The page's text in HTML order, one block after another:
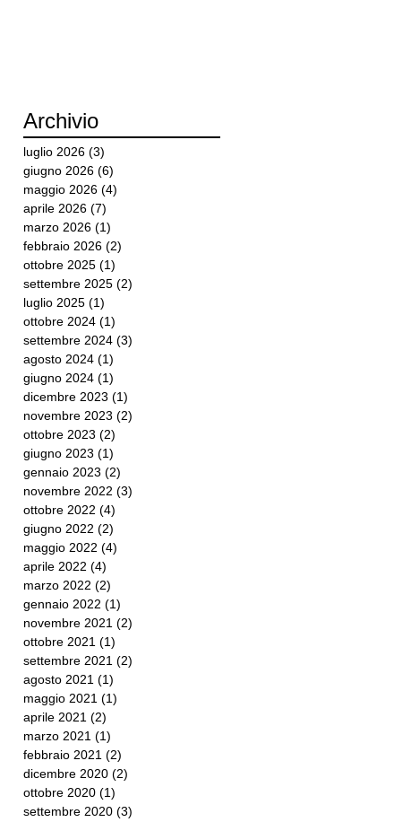
Archivio
luglio 2026 (3)
giugno 2026 (6)
maggio 2026 (4)
aprile 2026 (7)
marzo 2026 (1)
febbraio 2026 (2)
ottobre 2025 (1)
settembre 2025 (2)
luglio 2025 (1)
ottobre 2024 (1)
settembre 2024 (3)
agosto 2024 (1)
giugno 2024 (1)
dicembre 2023 (1)
novembre 2023 (2)
ottobre 2023 (2)
giugno 2023 (1)
gennaio 2023 (2)
novembre 2022 (3)
ottobre 2022 (4)
giugno 2022 (2)
maggio 2022 (4)
aprile 2022 (4)
marzo 2022 (2)
gennaio 2022 (1)
novembre 2021 (2)
ottobre 2021 (1)
settembre 2021 (2)
agosto 2021 (1)
maggio 2021 (1)
aprile 2021 (2)
marzo 2021 (1)
febbraio 2021 (2)
dicembre 2020 (2)
ottobre 2020 (1)
settembre 2020 (3)